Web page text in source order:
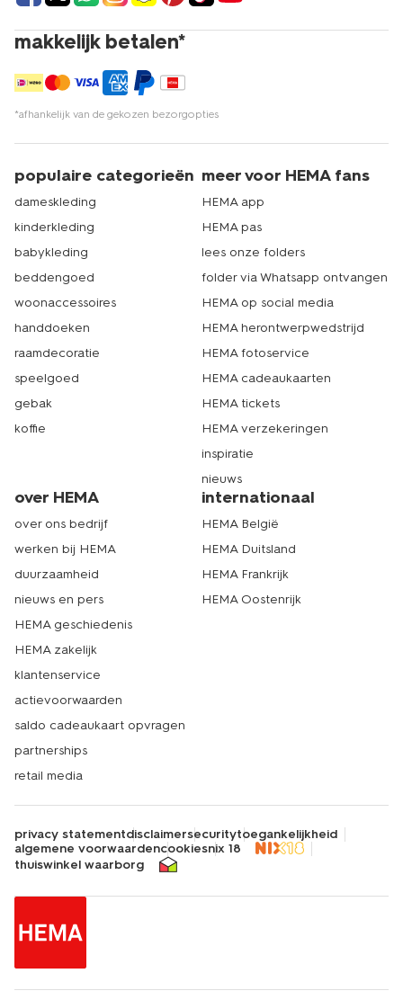
makkelijk betalen*
*afhankelijk van de gekozen bezorgopties
populaire categorieën
dameskleding
kinderkleding
babykleding
beddengoed
woonaccessoires
handdoeken
raamdecoratie
speelgoed
gebak
koffie
meer voor HEMA fans
HEMA app
HEMA pas
lees onze folders
folder via Whatsapp ontvangen
HEMA op social media
HEMA herontwerpwedstrijd
HEMA fotoservice
HEMA cadeaukaarten
HEMA tickets
HEMA verzekeringen
inspiratie
nieuws
over HEMA
over ons bedrijf
werken bij HEMA
duurzaamheid
nieuws en pers
HEMA geschiedenis
HEMA zakelijk
klantenservice
actievoorwaarden
saldo cadeaukaart opvragen
partnerships
retail media
internationaal
HEMA België
HEMA Duitsland
HEMA Frankrijk
HEMA Oostenrijk
privacy statementdisclaimersecuritytoegankelijkheid
algemene voorwaardencookiesnix 18
thuiswinkel waarborg